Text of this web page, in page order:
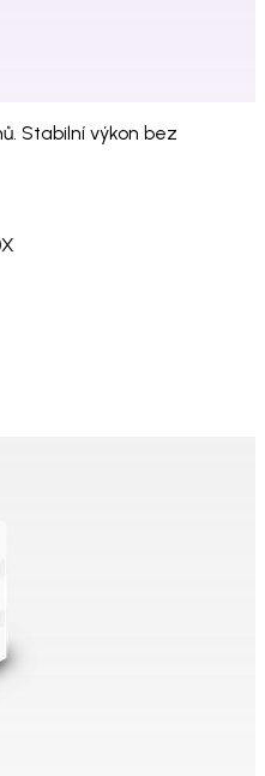
Stabilní výkon bez